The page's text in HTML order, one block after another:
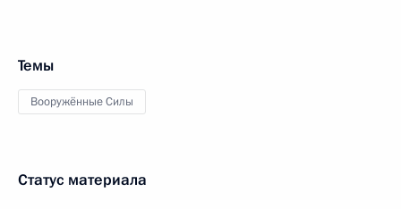
Темы
Вооружённые Силы
Статус материала